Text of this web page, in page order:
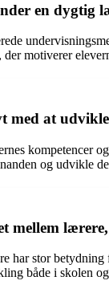
en dygtig
motiverer
at
kompetencer
og udvikle
mellem
har stor
både i skolen